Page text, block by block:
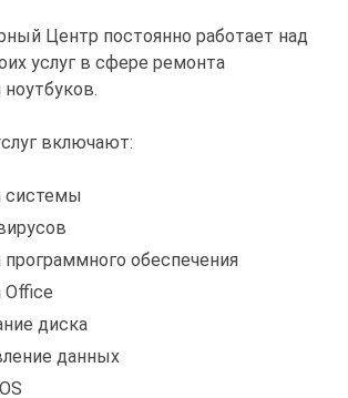
Центр постоянно работает над
услуг в сфере ремонта
включают:
системы
программного обеспечения
Office
диска
данных